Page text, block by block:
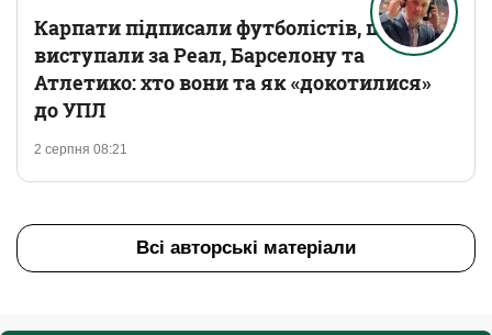
2 серпня 08:21
Карпати підписали футболістів, що
виступали за Реал, Барселону та
Атлетико: хто вони та як «докотилися»
до УПЛ
Всі авторські матеріали